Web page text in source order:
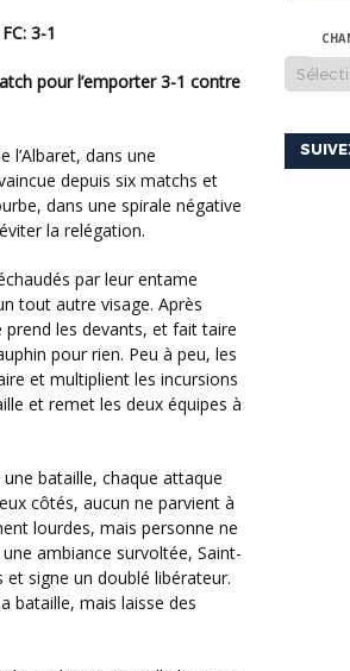
3-1
depuis six matchs et
dans une spirale négative
la relégation.
tout autre visage. Après
les devants, et fait taire
pour rien. Peu à peu, les
et multiplient les incursions
et remet les deux équipes à
côtés, aucun ne parvient à
lourdes, mais personne ne
ambiance survoltée, Saint-
signe un doublé libérateur.
bataille, mais laisse des